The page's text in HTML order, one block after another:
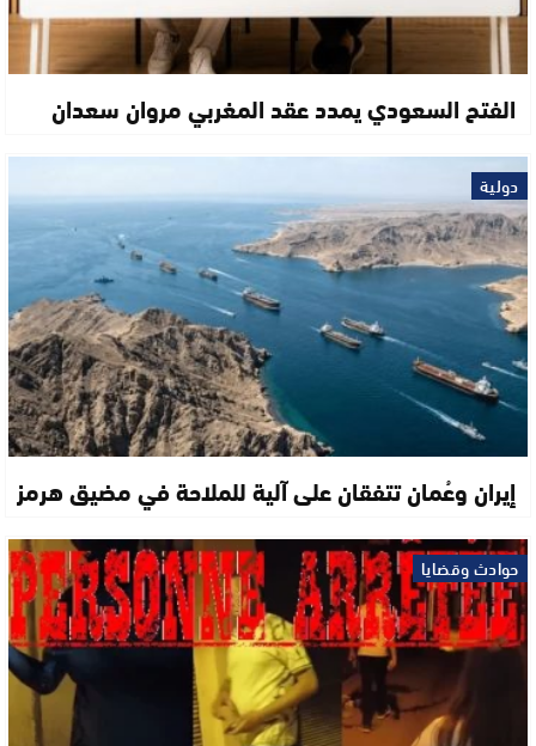
الفتح السعودي يمدد عقد المغربي مروان سعدان
دولية
إيران وعُمان تتفقان على آلية للملاحة في مضيق هرمز
حوادث وقضايا